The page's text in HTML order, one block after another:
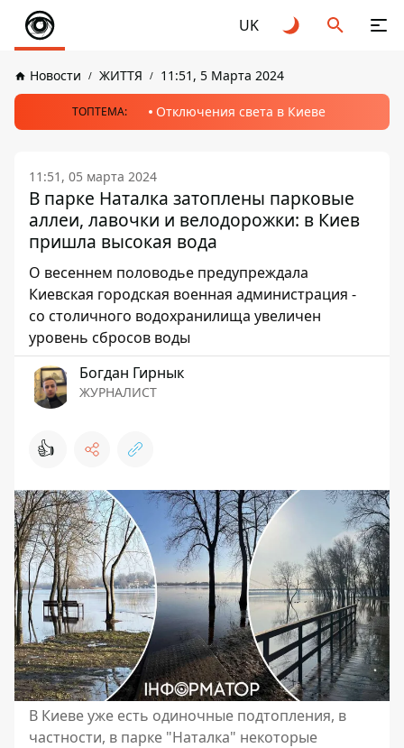
UK
Новости ЖИТТЯ 11:51, 5 Марта 2024
ТОПТЕМА: Отключения света в Киеве
11:51, 05 марта 2024
В парке Наталка затоплены парковые
аллеи, лавочки и велодорожки: в Киев
пришла высокая вода
О весеннем половодье предупреждала
Киевская городская военная администрация -
со столичного водохранилища увеличен
уровень сбросов воды
Богдан Гирнык
ЖУРНАЛИСТ
👍
В Киеве уже есть одиночные подтопления, в
частности, в парке "Наталка" некоторые